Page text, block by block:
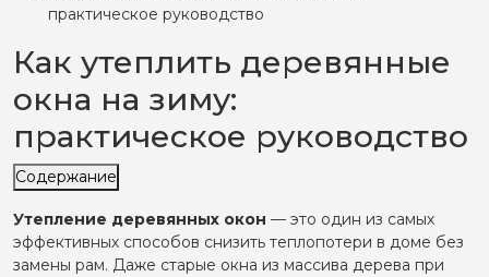
Услуги
Ремонт пластиковых окон
Замена фурнитуры
Замена стеклопакета
Регулировка окон
Утепление окон
Галерея
Отзывы
практическое руководство
Как утеплить деревянные
окна на зиму:
практическое руководство
Содержание
Утепление деревянных окон — это один из самых
эффективных способов снизить теплопотери в доме без
замены рам. Даже старые окна из массива дерева при